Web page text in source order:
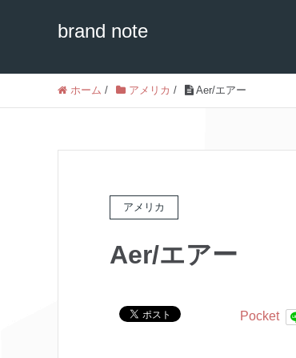
brand note
ホーム / アメリカ / Aer/エアー
アメリカ
Aer/エアー
Pocket